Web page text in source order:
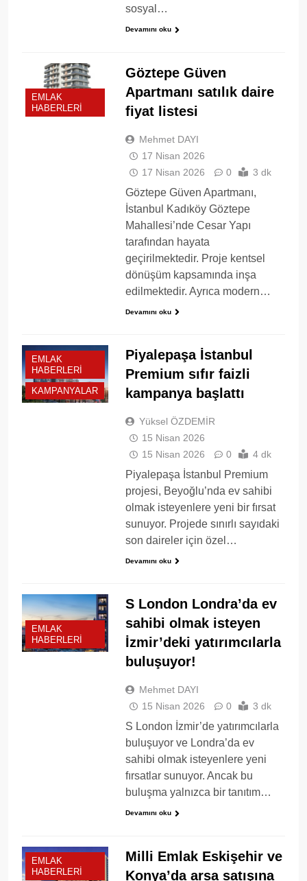
sosyal…
Devamını oku
EMLAK
HABERLERI
Göztepe Güven
Apartmanı satılık daire
fiyat listesi
Mehmet DAYI
17 Nisan 2026
17 Nisan 2026
0 3 dk
Göztepe Güven Apartmanı,
İstanbul Kadıköy Göztepe
Mahallesi’nde Cesar Yapı
tarafından hayata
geçirilmektedir. Proje kentsel
dönüşüm kapsamında inşa
edilmektedir. Ayrıca modern…
Devamını oku
EMLAK
HABERLERI
KAMPANYALAR
Piyalepaşa İstanbul
Premium sıfır faizli
kampanya başlattı
Yüksel ÖZDEMİR
15 Nisan 2026
15 Nisan 2026
0 4 dk
Piyalepaşa İstanbul Premium
projesi, Beyoğlu’nda ev sahibi
olmak isteyenlere yeni bir fırsat
sunuyor. Projede sınırlı sayıdaki
son daireler için özel…
Devamını oku
EMLAK
HABERLERI
S London Londra’da ev
sahibi olmak isteyen
İzmir’deki yatırımcılarla
buluşuyor!
Mehmet DAYI
15 Nisan 2026
0 3 dk
S London İzmir’de yatırımcılarla
buluşuyor ve Londra’da ev
sahibi olmak isteyenlere yeni
fırsatlar sunuyor. Ancak bu
buluşma yalnızca bir tanıtım…
Devamını oku
EMLAK
HABERLERI
Milli Emlak Eskişehir ve
Konya’da arsa satışına